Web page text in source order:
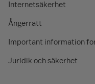
Internetsäkerhet
Ångerrätt
Important information
Juridik och säkerhet